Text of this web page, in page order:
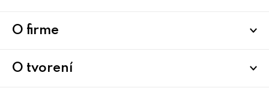
O firme
O tvorení